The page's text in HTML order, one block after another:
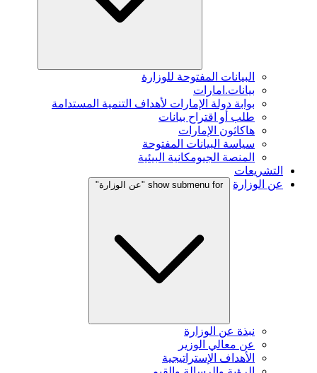
البيانات المفتوحة للوزارة
بيانات.امارات
بوابة دولة الإمارات لأهداف التنمية المستدامة
طلب أو اقتراح بيانات
هاكاثون الإمارات
سياسة البيانات المفتوحة
المنصة الجيومكانية البيئية
التشريعات
عن الوزارة
show submenu for "عن الوزارة"
نبذة عن الوزارة
عن معالي الوزير
الأهداف الإستراتيجية